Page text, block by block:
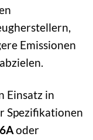
Emissionen
Einsatz in
Spezifikationen
oder